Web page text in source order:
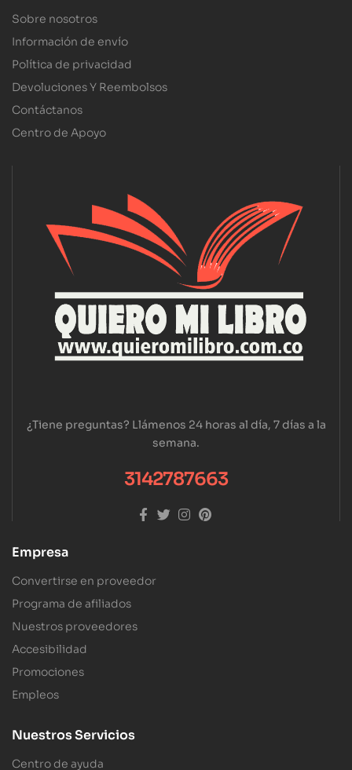
Sobre nosotros
Información de envío
Política de privacidad
Devoluciones Y Reembolsos
Contáctanos
Centro de Apoyo
¿Tiene preguntas? Llámenos 24 horas al día, 7 días a la
semana.
3142787663
Empresa
Convertirse en proveedor
Programa de afiliados
Nuestros proveedores
Accesibilidad
Promociones
Empleos
Nuestros Servicios
Centro de ayuda